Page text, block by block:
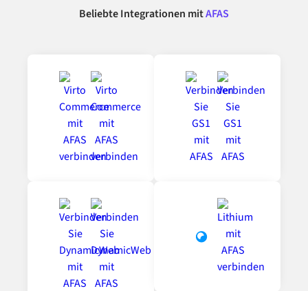
Beliebte Integrationen mitAFAS